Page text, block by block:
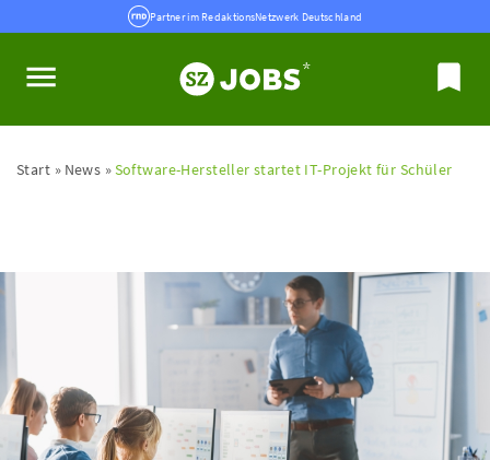
Partner im RedaktionsNetzwerk Deutschland
Start News Software-Hersteller startet IT-Projekt für Schüler